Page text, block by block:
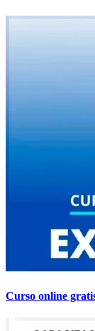
Curso online